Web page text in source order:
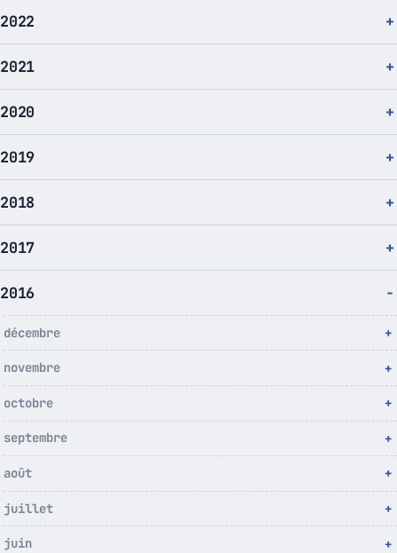
2022
2021
2020
2019
2018
2017
2016
décembre
novembre
octobre
septembre
août
juillet
juin